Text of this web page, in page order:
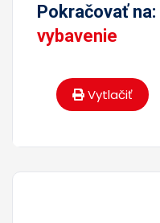
Pokračovať na:
vybavenie
Vytlačiť